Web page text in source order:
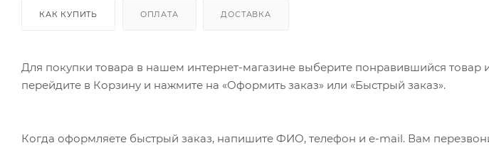
КАК КУПИТЬ ОПЛАТА ДОСТАВКА
Для покупки товара в нашем интернет-магазине выберите понравившийся товар
перейдите в Корзину и нажмите на «Оформить заказ» или «Быстрый заказ».
Когда оформляете быстрый заказ, напишите ФИО, телефон и e-mail. Вам